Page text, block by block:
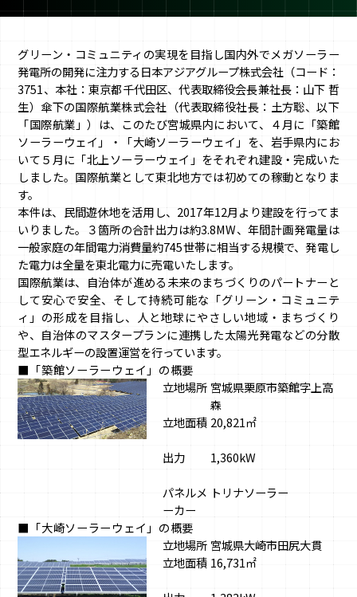
グリーン・コミュニティの実現を目指し国内外でメガソーラー
発電所の開発に注力する日本アジアグループ株式会社（コード：
3751、本社：東京都千代田区、代表取締役会長兼社長：山下 哲
生）傘下の国際航業株式会社（代表取締役社長：土方聡、以下
「国際航業」）は、このたび宮城県内において、４月に「築館
ソーラーウェイ」・「大崎ソーラーウェイ」を、岩手県内にお
いて５月に「北上ソーラーウェイ」をそれぞれ建設・完成いた
しました。国際航業として東北地方では初めての稼動となりま
す。
本件は、民間遊休地を活用し、2017年12月より建設を行ってま
いりました。３箇所の合計出力は約3.8MW、年間計画発電量は
一般家庭の年間電力消費量約745世帯に相当する規模で、発電し
た電力は全量を東北電力に売電いたします。
国際航業は、自治体が進める未来のまちづくりのパートナーと
して安心で安全、そして持続可能な「グリーン・コミュニテ
ィ」の形成を目指し、人と地球にやさしい地域・まちづくり
や、自治体のマスタープランに連携した太陽光発電などの分散
型エネルギーの設置運営を行っています。
■「築館ソーラーウェイ」の概要
立地場所 宮城県栗原市築館字上高
森
立地面積 20,821㎡
出力 1,360kW
パネルメ
ーカー
トリナソーラー
■「大崎ソーラーウェイ」の概要
立地場所 宮城県大崎市田尻大貫
立地面積 16,731㎡